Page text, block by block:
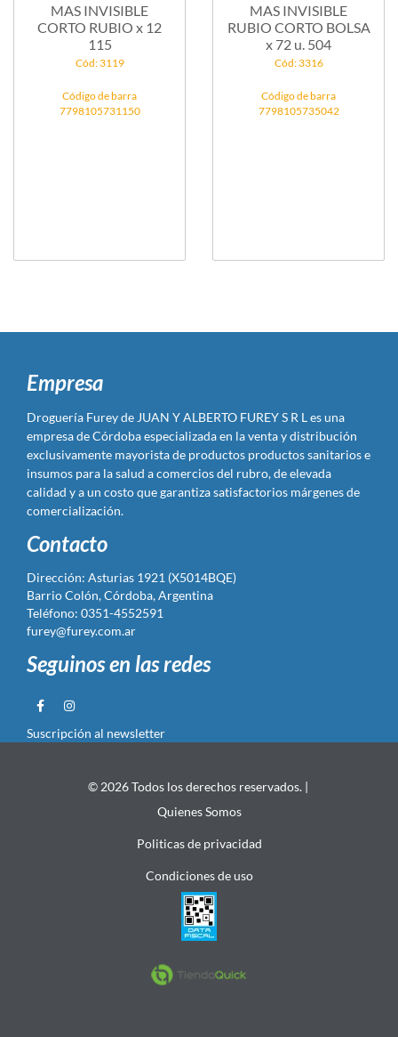
MAS INVISIBLE
CORTO RUBIO x 12
115
Cód: 3119
Código de barra
7798105731150
MAS INVISIBLE
RUBIO CORTO BOLSA
x 72 u. 504
Cód: 3316
Código de barra
7798105735042
Empresa
Droguería Furey de JUAN Y ALBERTO FUREY S R L es una
empresa de Córdoba especializada en la venta y distribución
exclusivamente mayorista de productos productos sanitarios e
insumos para la salud a comercios del rubro, de elevada
calidad y a un costo que garantiza satisfactorios márgenes de
comercialización.
Contacto
Dirección: Asturias 1921 (X5014BQE)
Barrio Colón, Córdoba, Argentina
Teléfono: 0351-4552591
furey@furey.com.ar
Seguinos en las redes
Suscripción al newsletter
© 2026 Todos los derechos reservados. |
Quienes Somos
Politicas de privacidad
Condiciones de uso